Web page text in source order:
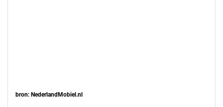
bron: NederlandMobiel.nl